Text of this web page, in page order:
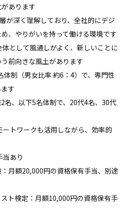
あります
が深く理解しており、全社的にデジ
、やりがいを持って働ける環境です
体として風通しがよく、新しいことに
前向きな風土があります
体制（男女比率 約6：4）で、専門性
す
名、以下5名体制で、20代4名、30代
ートワークも活用しながら、効率的
当あり
額20,000円の資格保有手当、別途
検定：月額10,000円の資格保有手